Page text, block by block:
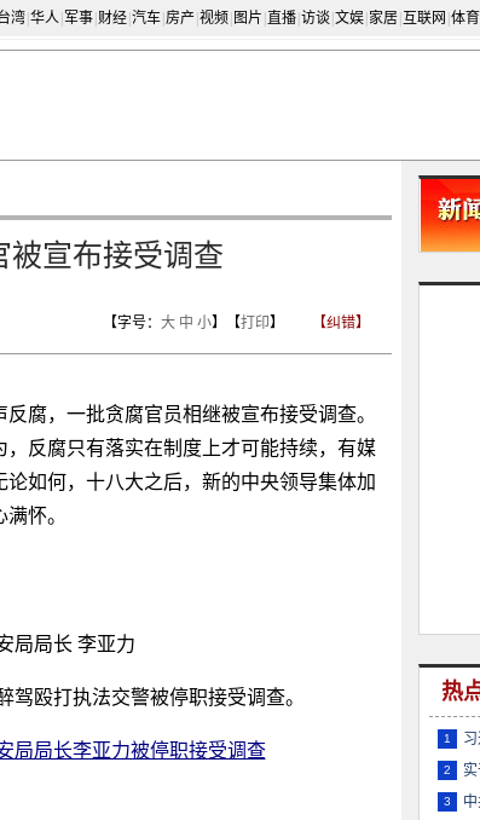
湾|华人|军事|财经|汽车|房产|视频|图片| 直播|访谈|文娱|家居| 互联网 |体育
被宣布接受调查
【字号：大 中 小】【打印】 【纠错】
腐，一批贪腐官员相继被宣布接受调查。
反腐只有落实在制度上才可能持续，有媒
如何，十八大之后，新的中央领导集体加
怀。
局局长 李亚力
驾殴打执法交警被停职接受调查。
局局长李亚力被停职接受调查
热
1
2
3